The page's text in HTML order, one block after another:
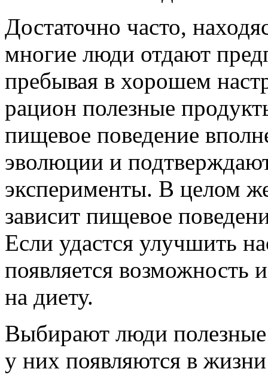
Достаточно часто,
многие люди отдают
пребывая в хорошем
рацион полезные
пищевое поведение
эволюции и
эксперименты. В целом
зависит пищевое
Если удастся улучшить
появляется возможность
на диету.
Выбирают люди полезные
у них появляются в